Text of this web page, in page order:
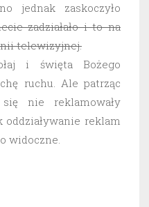
jednak zaskoczyło
zadziałało i to na
telewizyjnej.
i święta Bożego
ruchu. Ale patrząc
nie reklamowały
oddziaływanie reklam
widoczne.